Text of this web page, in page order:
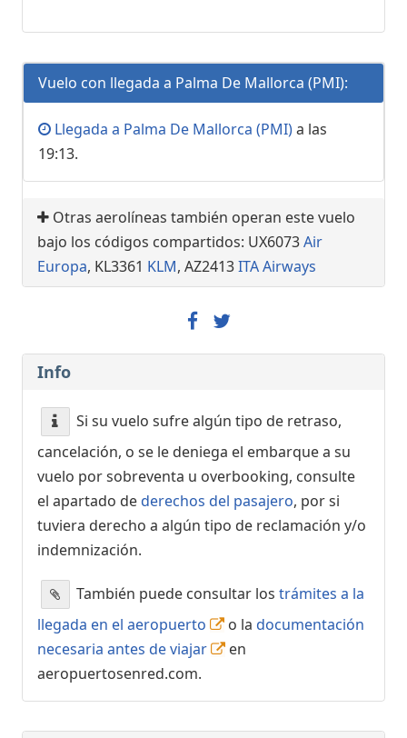
Vuelo con llegada a Palma De Mallorca (PMI):
Llegada a Palma De Mallorca (PMI)a las
19:13.
Otras aerolíneas también operan este vuelo
bajo los códigos compartidos: UX6073Air
Europa, KL3361 KLM, AZ2413ITA Airways
Info
Si su vuelo sufre algún tipo de retraso,
cancelación, o se le deniega el embarque a su
vuelo por sobreventa u overbooking, consulte
el apartado dederechos del pasajero, por si
tuviera derecho a algún tipo de reclamación y/o
indemnización.
También puede consultar los trámites a la
llegada en el aeropuerto
o la documentación
necesaria antes de viajar
en
aeropuertosenred.com.